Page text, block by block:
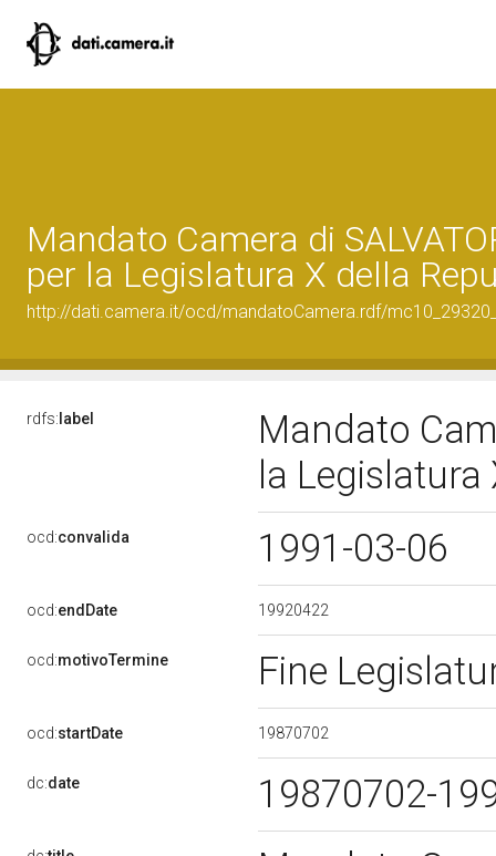
Mandato Camera di
per la Legislatura X della
http://dati.camera.it/ocd/mandatoCamera.rdf/
rdfs: label
Mandato
la
ocd:convalida 1991-03-06
ocd:endDate 19920422
ocd:motivoTermine Fine
ocd:startDate 19870702
dc:date 19870702-